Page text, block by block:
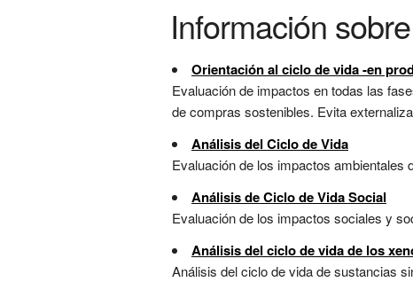
Información sobre
Orientación al ciclo de vida -en
Evaluación de impactos en todas las
de compras sostenibles. Evita
Análisis del Ciclo de Vida
Evaluación de los impactos ambientales
Análisis de Ciclo de Vida Social
Evaluación de los impactos sociales y
Análisis del ciclo de vida de los
Análisis del ciclo de vida de sustancias